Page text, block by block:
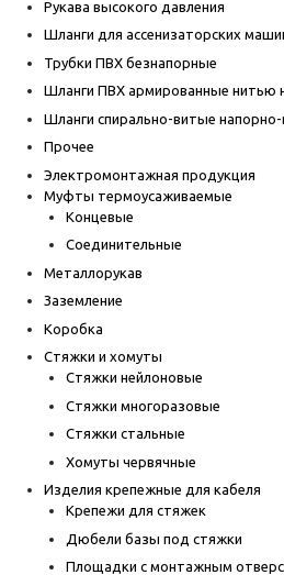
Рукава высокого давления
Шланги для ассенизаторских
Трубки ПВХ безнапорные
Шланги ПВХ армированные нитью
Шланги спирально-витые
Прочее
Электромонтажная продукция
Муфты термоусаживаемые
Концевые
Соединительные
Металлорукав
Заземление
Коробка
Стяжки и хомуты
Стяжки нейлоновые
Стяжки многоразовые
Стяжки стальные
Хомуты червячные
Изделия крепежные для кабеля
Крепежи для стяжек
Дюбели базы под стяжки
Площадки с монтажным